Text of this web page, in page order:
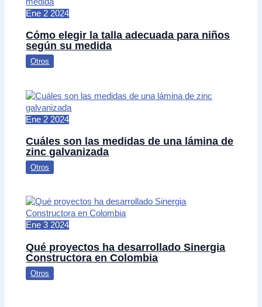
Ene 2 2024
Cómo elegir la talla adecuada para niños
según su medida
Otros
Ene 2 2024
Cuáles son las medidas de una lámina de
zinc galvanizada
Otros
Ene 3 2024
Qué proyectos ha desarrollado Sinergia
Constructora en Colombia
Otros